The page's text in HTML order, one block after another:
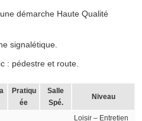
démarche Haute Qualité
signalétique.
: pédestre et route.
Pratiqu
ée
Salle
Spé.
Niveau
Loisir – Entretien